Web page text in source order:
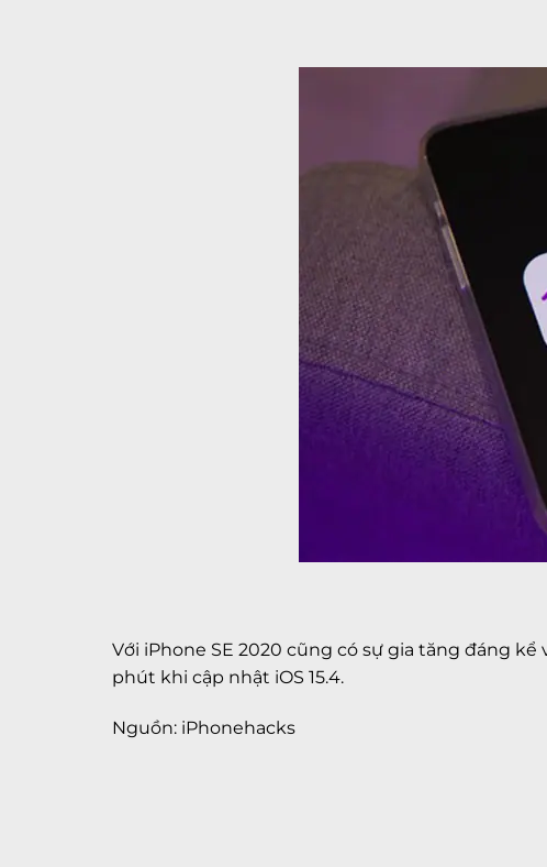
Với iPhone SE 2020 cũng có sự gia tăng đáng
phút khi cập nhật iOS 15.4.
Nguồn: iPhonehacks